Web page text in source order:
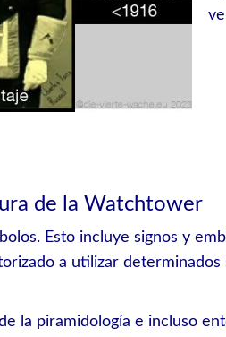
de la Watchtower
Esto incluye signos y
a utilizar
la piramidología e incluso